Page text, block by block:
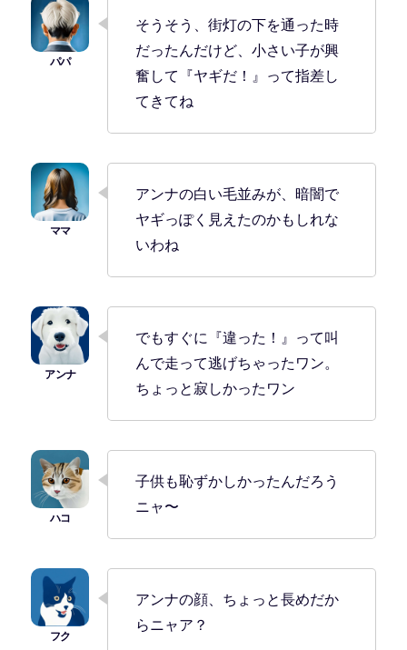
そうそう、街灯の下を通った時
だったんだけど、小さい子が興
奮して『ヤギだ！』って指差し
てきてね
アンナの白い毛並みが、暗闇で
ヤギっぽく見えたのかもしれな
いわね
でもすぐに『違った！』って叫
んで走って逃げちゃったワン。
ちょっと寂しかったワン
子供も恥ずかしかったんだろう
ニャ〜
アンナの顔、ちょっと長めだか
らニャア？